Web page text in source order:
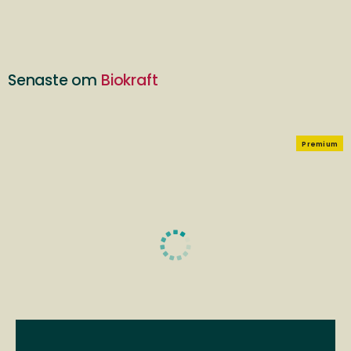
Senaste om Biokraft
Premium